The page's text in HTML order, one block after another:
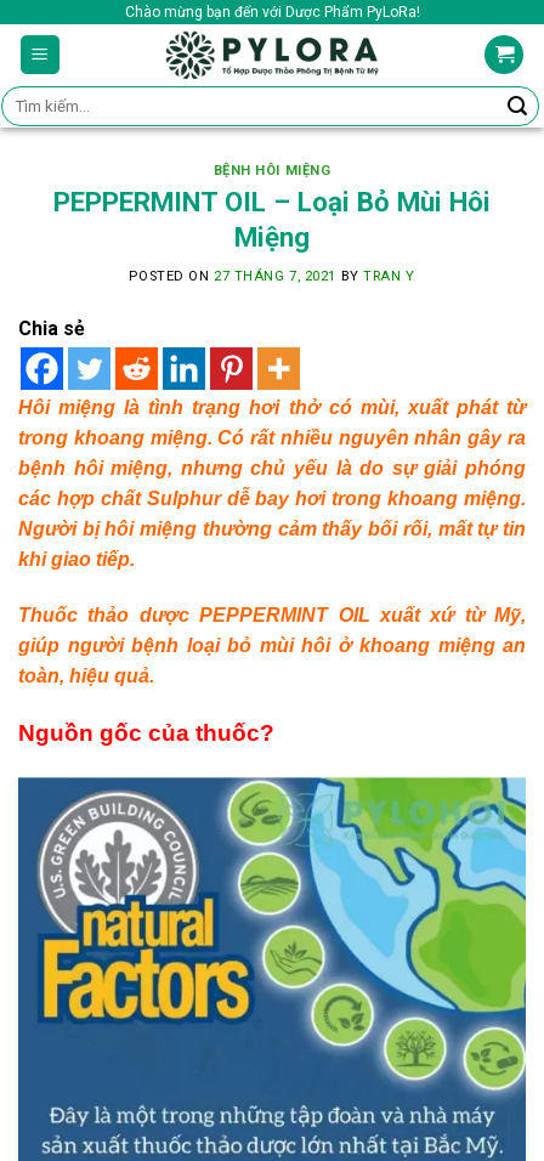
content
Chào mừng bạn đến với Dược Phẩm PyLoRa!
Tìm
kiếm:
BỆNH HÔI MIỆNG
PEPPERMINT OIL – Loại Bỏ Mùi Hôi
Miệng
POSTED ON 27 THÁNG 7, 2021 BYTRAN Y
Chia sẻ
Hôi miệng là tình trạng hơi thở có mùi, xuất phát từ
trong khoang miệng. Có rất nhiều nguyên nhân gây ra
bệnh hôi miệng, nhưng chủ yếu là do sự giải phóng
các hợp chất Sulphur dễ bay hơi trong khoang miệng.
Người bị hôi miệng thường cảm thấy bối rối, mất tự tin
khi giao tiếp.
Thuốc thảo dược PEPPERMINT OIL xuất xứ từ Mỹ,
giúp người bệnh loại bỏ mùi hôi ở khoang miệng an
toàn, hiệu quả.
Nguồn gốc của thuốc?